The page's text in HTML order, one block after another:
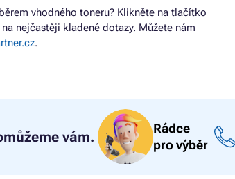
vhodného toneru? Klikněte na tlačítko
nejčastěji kladené dotazy. Můžete nám
.
vám.
Rádce
pro výběr